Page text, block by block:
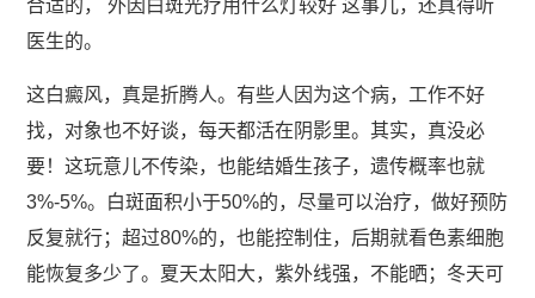
合适的， 外因白斑光疗用什么灯较好 这事儿，还真得听
医生的。
这白癜风，真是折腾人。有些人因为这个病，工作不好
找，对象也不好谈，每天都活在阴影里。其实，真没必
要！这玩意儿不传染，也能结婚生孩子，遗传概率也就
3%-5%。白斑面积小于50%的，尽量可以治疗，做好预防
反复就行；超过80%的，也能控制住，后期就看色素细胞
能恢复多少了。夏天太阳大，紫外线强，不能晒；冬天可